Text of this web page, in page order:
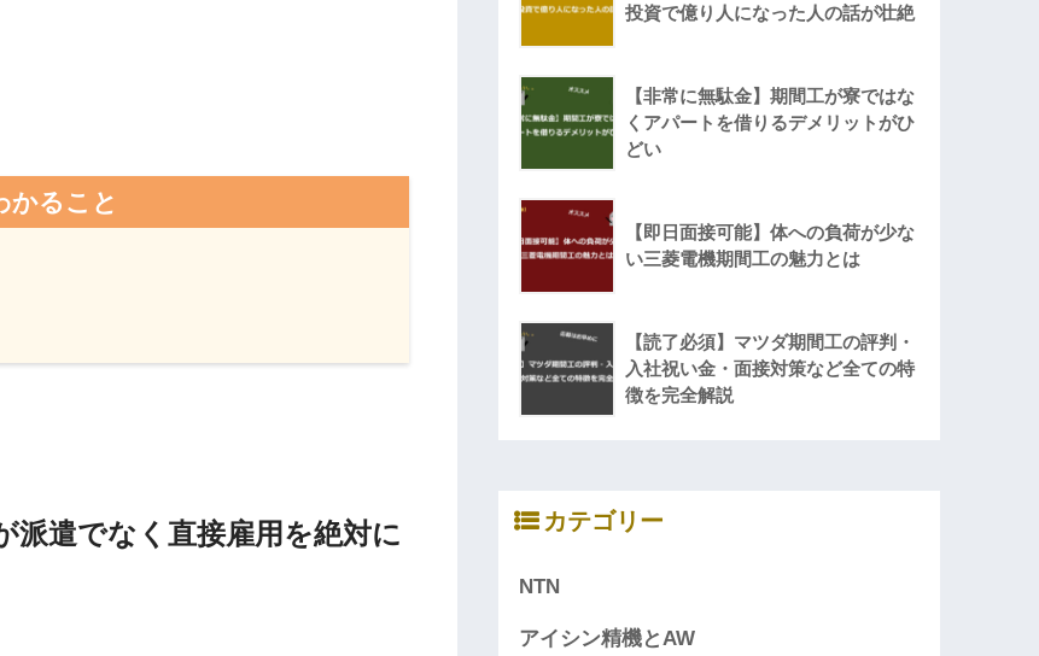
かること
派遣でなく直接雇用を絶対に
投資で億り人になった人の話が壮絶
【非常に無駄金】期間工が寮ではな
くアパートを借りるデメリットがひ
どい
【即日面接可能】体への負荷が少な
い三菱電機期間工の魅力とは
【読了必須】マツダ期間工の評判・
入社祝い金・面接対策など全ての特
徴を完全解説
カテゴリー
NTN
アイシン精機とAW